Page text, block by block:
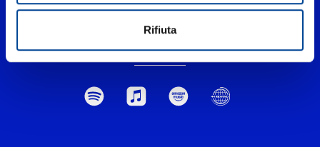
Rifiuta